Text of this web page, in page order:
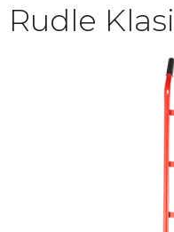
Rudle